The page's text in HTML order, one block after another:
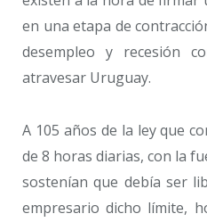
en una etapa de
desempleo y recesión
atravesar Uruguay.
A 105 años de la ley que
de 8 horas diarias, con la
sostenían que debía ser
empresario dicho límite,